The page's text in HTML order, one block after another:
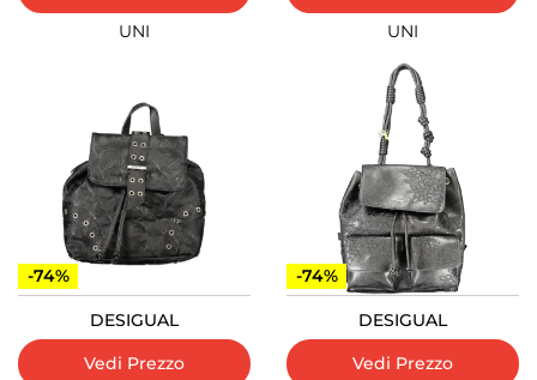
UNI
UNI
-74%
DESIGUAL
Vedi Prezzo
-74%
DESIGUAL
Vedi Prezzo